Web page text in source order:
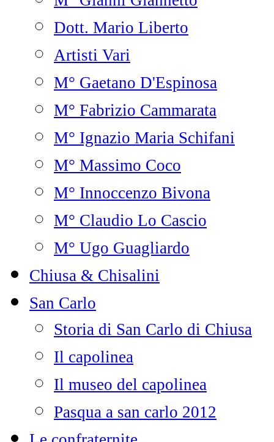
Dott. Mario Liberto
Artisti Vari
M° Gaetano D'Espinosa
M° Fabrizio Cammarata
M° Ignazio Maria Schifani
M° Massimo Coco
M° Innoccenzo Bivona
M° Claudio Lo Cascio
M° Ugo Guagliardo
Chiusa & Chisalini
San Carlo
Storia di San Carlo di Chiusa
Il capolinea
Il museo del capolinea
Pasqua a san carlo 2012